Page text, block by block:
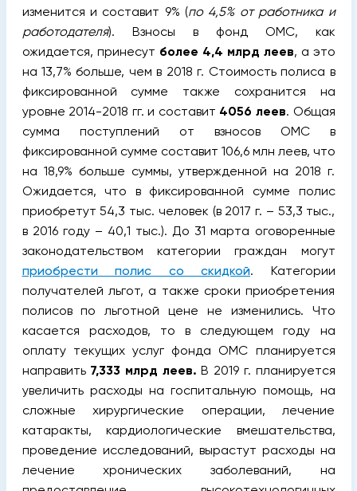
изменится и составит 9% (по 4,5% от работника и
работодателя). Взносы в фонд ОМС, как
ожидается, принесут более 4,4 млрд леев, а это
на 13,7% больше, чем в 2018 г. Стоимость полиса в
фиксированной сумме также сохранится на
уровне 2014-2018 гг. и составит 4056 леев. Общая
сумма поступлений от взносов ОМС в
фиксированной сумме составит 106,6 млн леев, что
на 18,9% больше суммы, утвержденной на 2018 г.
Ожидается, что в фиксированной сумме полис
приобретут 54,3 тыс. человек (в 2017 г. – 53,3 тыс.,
в 2016 году – 40,1 тыс.). До 31 марта оговоренные
законодательством категории граждан могут
приобрести полис со скидкой. Категории
получателей льгот, а также сроки приобретения
полисов по льготной цене не изменились. Что
касается расходов, то в следующем году на
оплату текущих услуг фонда ОМС планируется
направить 7,333 млрд леев. В 2019 г. планируется
увеличить расходы на госпитальную помощь, на
сложные хирургические операции, лечение
катаракты, кардиологические вмешательства,
проведение исследований, вырастут расходы на
лечение хронических заболеваний, на